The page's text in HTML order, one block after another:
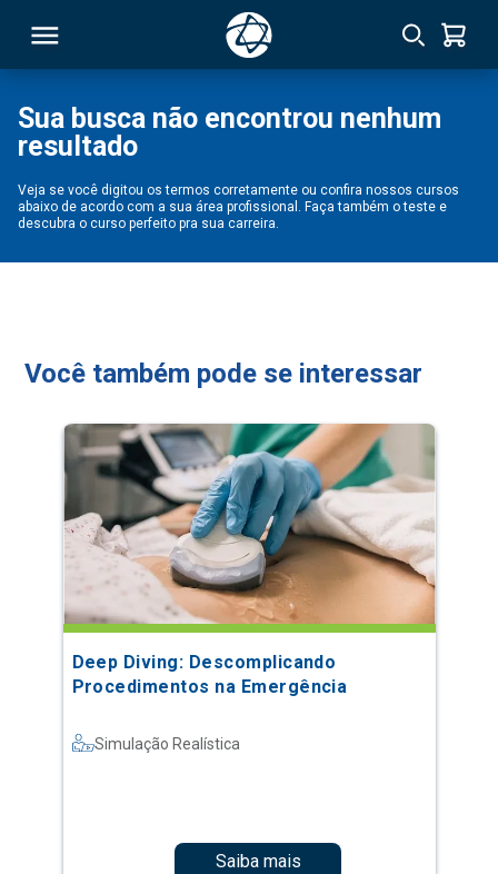
Sua busca não encontrou nenhum
resultado
Veja se você digitou os termos corretamente ou confira nossos cursos
abaixo de acordo com a sua área profissional. Faça também o teste e
descubra o curso perfeito pra sua carreira.
Você também pode se interessar
Deep Diving: Descomplicando
Procedimentos na Emergência
Simulação Realística
Saiba mais